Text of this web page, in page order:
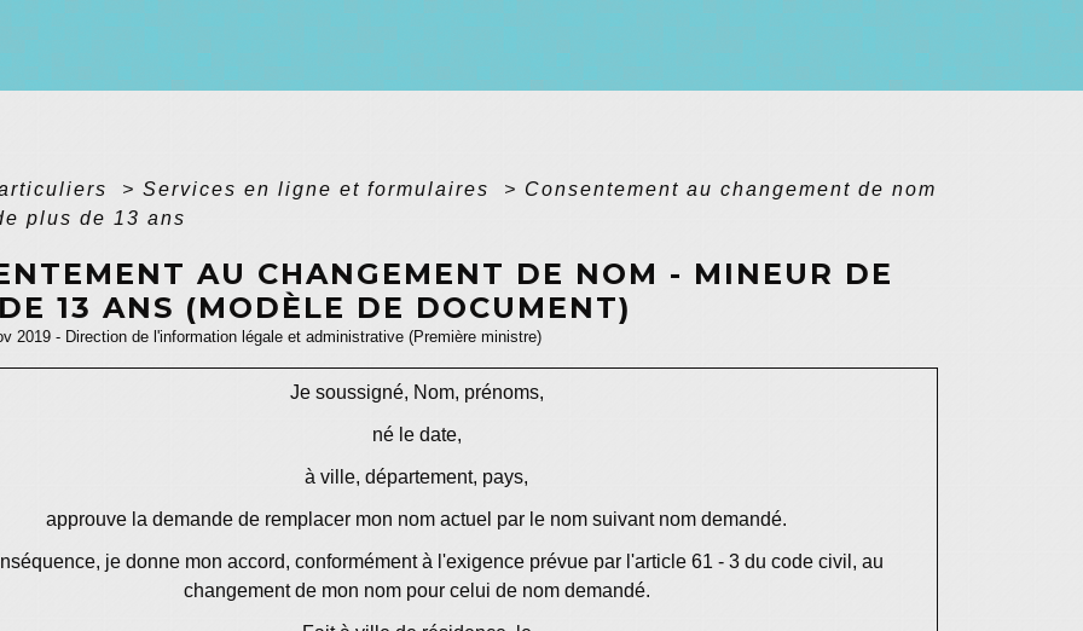
> Services en ligne et formulaires > Consentement au changement de nom
plus de 13 ans
AU CHANGEMENT DE NOM - MINEUR DE
13 ANS (MODÈLE DE DOCUMENT)
2019 - Direction de l'information légale et administrative (Première ministre)
Je soussigné, Nom, prénoms,
né le date,
àville, département, pays,
approuve la demande de remplacer mon nom actuel par le nom suivant nom demandé.
je donne mon accord, conformément à l'exigence prévue par l'article 61 - 3 du code civil, au
changement de mon nom pour celui de nom demandé.